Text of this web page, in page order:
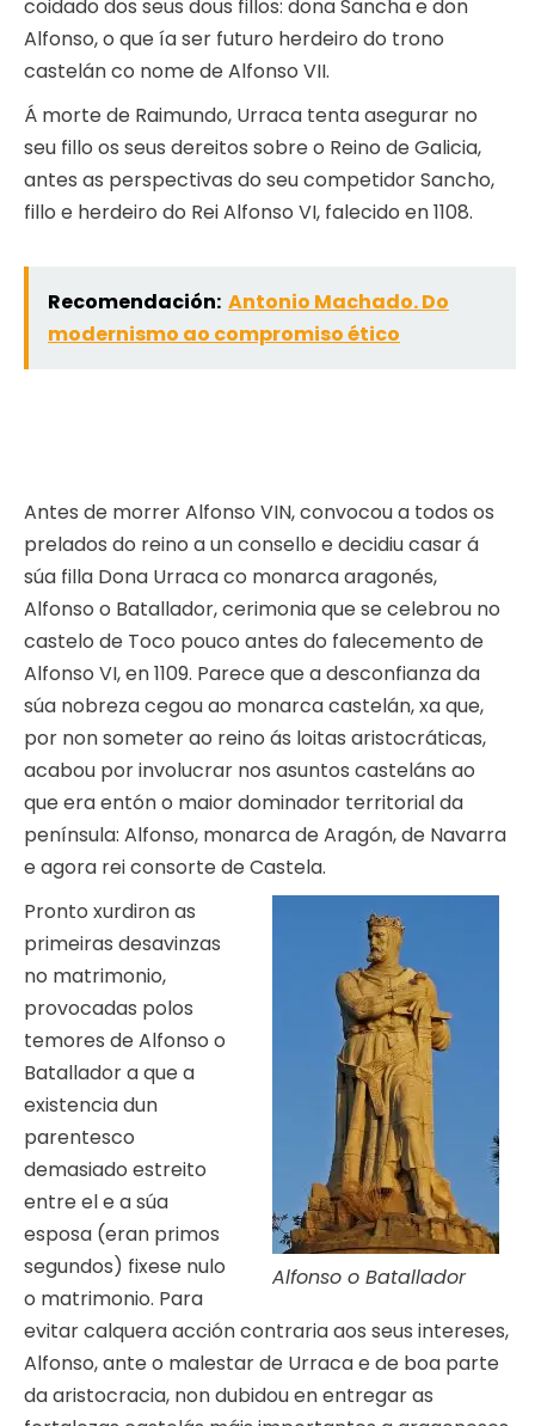
coidado dos seus dous fillos: dona Sancha e don
Alfonso, o que ía ser futuro herdeiro do trono
castelán co nome de Alfonso VII.
Á morte de Raimundo, Urraca tenta asegurar no
seu fillo os seus dereitos sobre o Reino de Galicia,
antes as perspectivas do seu competidor Sancho,
fillo e herdeiro do Rei Alfonso VI, falecido en 1108.
Recomendación: Antonio Machado. Do
modernismo ao compromiso ético
Antes de morrer Alfonso VIN, convocou a todos os
prelados do reino a un consello e decidiu casar á
súa filla Dona Urraca co monarca aragonés,
Alfonso o Batallador, cerimonia que se celebrou no
castelo de Toco pouco antes do falecemento de
Alfonso VI, en 1109. Parece que a desconfianza da
súa nobreza cegou ao monarca castelán, xa que,
por non someter ao reino ás loitas aristocráticas,
acabou por involucrar nos asuntos casteláns ao
que era entón o maior dominador territorial da
península: Alfonso, monarca de Aragón, de Navarra
e agora rei consorte de Castela.
Alfonso o Batallador
Pronto xurdiron as
primeiras desavinzas
no matrimonio,
provocadas polos
temores de Alfonso o
Batallador a que a
existencia dun
parentesco
demasiado estreito
entre el e a súa
esposa (eran primos
segundos) fixese nulo
o matrimonio. Para
evitar calquera acción contraria aos seus intereses,
Alfonso, ante o malestar de Urraca e de boa parte
da aristocracia, non dubidou en entregar as